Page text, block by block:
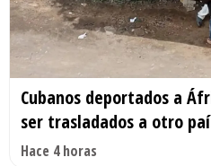
Cubanos deportados a
ser trasladados a otro
Hace 4 horas